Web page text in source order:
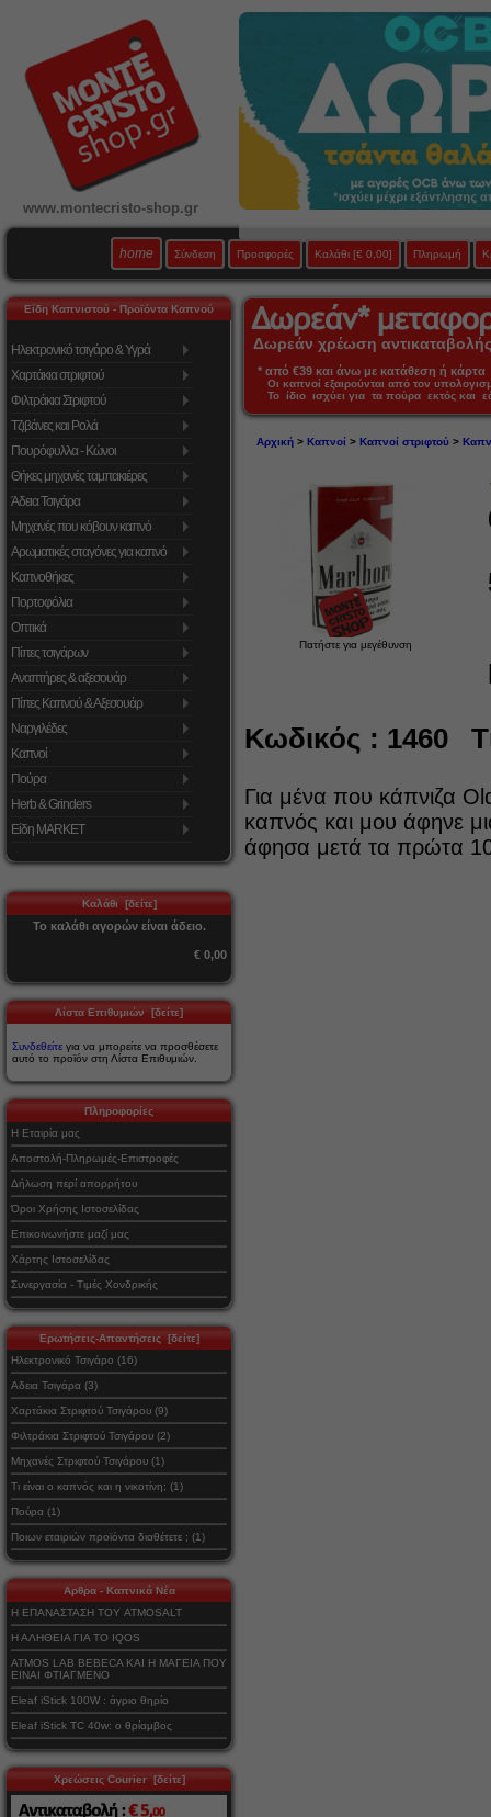
www.montecristo-shop.gr
home Σύνδεση Προσφορές Καλάθι [€ 0,00] Πληρωμή
Είδη Καπνιστού - Προϊόντα Καπνού
Ηλεκτρονικό τσιγάρο & Υγρά
Χαρτάκια στριφτού
Φιλτράκια Στριφτού
Τζιβάνες και Ρολά
Πουρόφυλλα - Κώνοι
Θήκες μηχανές ταμπακιέρες
Άδεια Τσιγάρα
Μηχανές που κόβουν καπνό
Αρωματικές σταγόνες για καπνό
Καπνοθήκες
Πορτοφόλια
Οπτικά
Πίπες τσιγάρων
Αναπτήρες & αξεσουάρ
Πίπες Καπνού & Αξεσουάρ
Ναργιλέδες
Καπνοί
Πούρα
Herb & Grinders
Είδη MARKET
Καλάθι [δείτε]
Το καλάθι αγορών είναι άδειο.
€ 0,00
Λίστα Επιθυμιών [δείτε]
Συνδεθείτε για να μπορείτε να προσθέσετε
αυτό το προϊόν στη Λίστα Επιθυμιών.
Πληροφορίες
Η Εταιρία μας
Αποστολή-Πληρωμές-Επιστροφές
Δήλωση περί απορρήτου
Όροι Χρήσης Ιστοσελίδας
Επικοινωνήστε μαζί μας
Χάρτης Ιστοσελίδας
Συνεργασία - Τιμές Χονδρικής
Ερωτήσεις-Απαντήσεις [δείτε]
Ηλεκτρονικό Τσιγάρο (16)
Αδεια Τσιγάρα (3)
Χαρτάκια Στριφτού Τσιγάρου (9)
Φιλτράκια Στριφτού Τσιγάρου (2)
Μηχανές Στριφτού Τσιγάρου (1)
Τι είναι ο καπνός και η νικοτίνη; (1)
Πούρα (1)
Ποιων εταιριών προϊόντα διαθέτετε ; (1)
Αρθρα - Καπνικά Νέα
Η ΕΠΑΝΑΣΤΑΣΗ ΤΟΥ ATMOSALT
Η ΑΛΗΘΕΙΑ ΓΙΑ ΤΟ IQOS
ATMOS LAB BEBECA ΚΑΙ Η ΜΑΓΕΙΑ ΠΟΥ
ΕΙΝΑΙ ΦΤΙΑΓΜΕΝΟ
Eleaf iStick 100W : άγριο θηρίο
Eleaf iStick TC 40w: ο θρίαμβος
Χρεώσεις Courier [δείτε]
Δωρεάν χρέωση
* από €39 και άνω με κατάθεση ή
Οι καπνοί εξαιρούνται από τον
Το ίδιο ισχύει για τα πούρα εκτός και
Αρχική> Καπνοί> Καπνοί στριφτού>
Πατήστε για μεγέθυνση
Κωδικός : 1460
Για μένα που κάπνιζα
καπνός και μου άφηνε
άφησα μετά τα πρώτα